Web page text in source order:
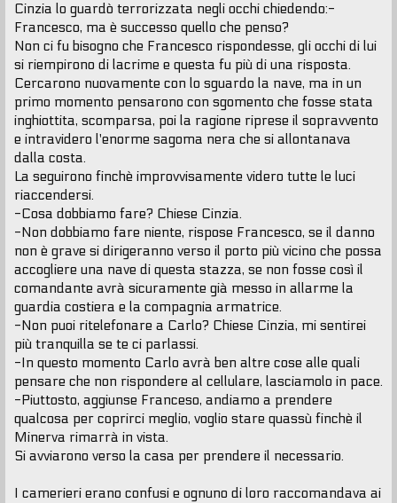
Cinzia lo guardò terrorizzata negli occhi chiedendo:-
Francesco, ma è successo quello che penso?
Non ci fu bisogno che Francesco rispondesse, gli occhi di lui
si riempirono di lacrime e questa fu più di una risposta.
Cercarono nuovamente con lo sguardo la nave, ma in un
primo momento pensarono con sgomento che fosse stata
inghiottita, scomparsa, poi la ragione riprese il sopravvento
e intravidero l'enorme sagoma nera che si allontanava
dalla costa.
La seguirono finchè improvvisamente videro tutte le luci
riaccendersi.
-Cosa dobbiamo fare? Chiese Cinzia.
-Non dobbiamo fare niente, rispose Francesco, se il danno
non è grave si dirigeranno verso il porto più vicino che possa
accogliere una nave di questa stazza, se non fosse così il
comandante avrà sicuramente già messo in allarme la
guardia costiera e la compagnia armatrice.
-Non puoi ritelefonare a Carlo? Chiese Cinzia, mi sentirei
più tranquilla se te ci parlassi.
-In questo momento Carlo avrà ben altre cose alle quali
pensare che non rispondere al cellulare, lasciamolo in pace.
-Piuttosto, aggiunse Franceso, andiamo a prendere
qualcosa per coprirci meglio, voglio stare quassù finchè il
Minerva rimarrà in vista.
Si avviarono verso la casa per prendere il necessario.
I camerieri erano confusi e ognuno di loro raccomandava ai